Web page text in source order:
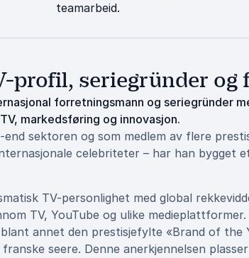
teamarbeid.
profil, seriegründer og
forretningsmann og seriegründer
markedsføring og innovasjon.
sektoren og som medlem av flere
celebriteter – har han bygget
TV-personlighet med global
TV, YouTube og ulike
annet den prestisjefylte «Brand of the
seere. Denne anerkjennelsen